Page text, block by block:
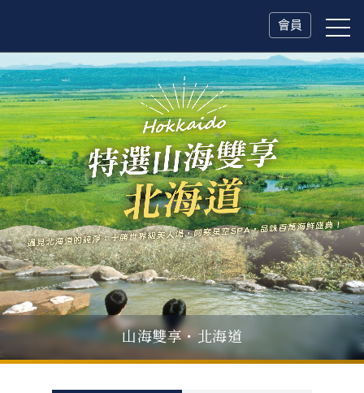
會員
父親節．限時特別企劃
一人旅行Solo Travel山海雙享・北海道